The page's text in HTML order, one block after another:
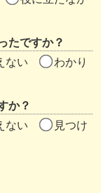
たですか？
ない
わかり
か？
ない
見つけ